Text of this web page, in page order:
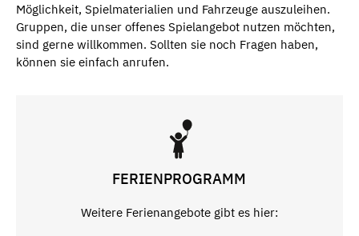
Möglichkeit, Spielmaterialien und Fahrzeuge auszuleihen.
Gruppen, die unser offenes Spielangebot nutzen möchten,
sind gerne willkommen. Sollten sie noch Fragen haben,
können sie einfach anrufen.
FERIENPROGRAMM
Weitere Ferienangebote gibt es hier: